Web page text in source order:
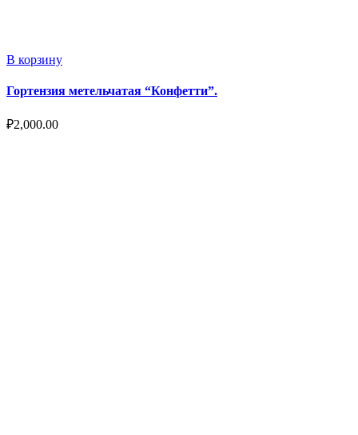
В корзину
Гортензия метельчатая “Конфетти”.
₽2,000.00